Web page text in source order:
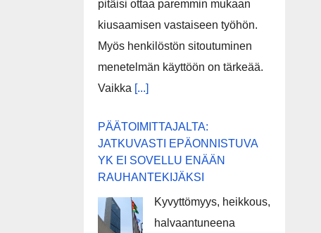
pitäisi ottaa paremmin mukaan
kiusaamisen vastaiseen työhön.
Myös henkilöstön sitoutuminen
menetelmän käyttöön on tärkeää.
Vaikka [...]
PÄÄTOIMITTAJALTA:
JATKUVASTI EPÄONNISTUVA
YK EI SOVELLU ENÄÄN
RAUHANTEKIJÄKSI
Kyvyttömyys, heikkous,
halvaantuneena